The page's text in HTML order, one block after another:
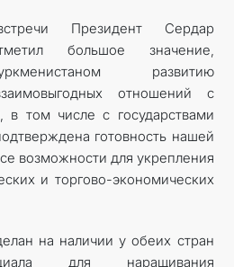
Президент Сердар
большое значение,
развитию
отношений с
в том числе с государствами
готовность нашей
возможности для укрепления
и торгово-экономических
на наличии у обеих стран
для наращивания